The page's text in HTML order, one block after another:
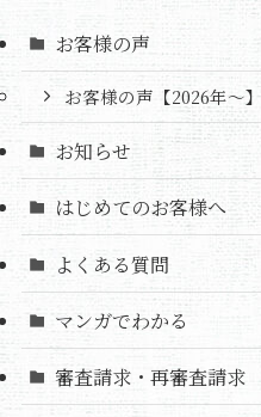
お客様の声
お客様の声【2026年～】
お知らせ
はじめてのお客様へ
よくある質問
マンガでわかる
審査請求・再審査請求